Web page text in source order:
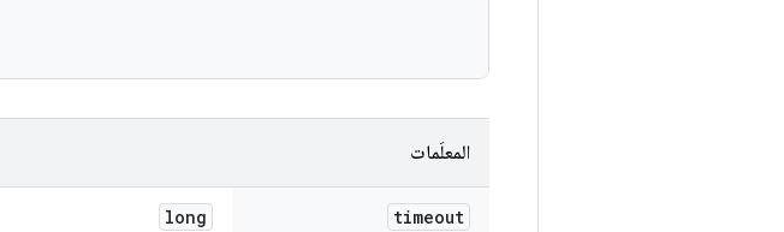
المعلَمات
timeout
long